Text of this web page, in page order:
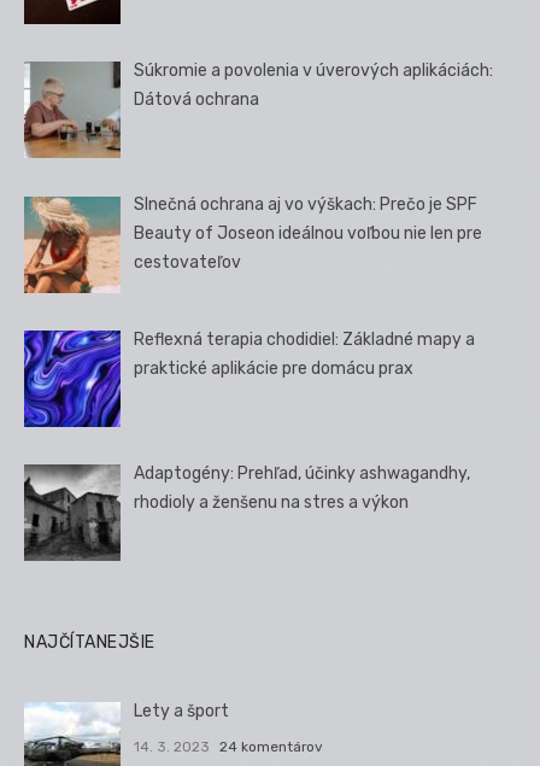
Súkromie a povolenia v úverových aplikáciách:
Dátová ochrana
Slnečná ochrana aj vo výškach: Prečo je SPF
Beauty of Joseon ideálnou voľbou nie len pre
cestovateľov
Reflexná terapia chodidiel: Základné mapy a
praktické aplikácie pre domácu prax
Adaptogény: Prehľad, účinky ashwagandhy,
rhodioly a ženšenu na stres a výkon
NAJČÍTANEJŠIE
Lety a šport
14. 3. 2023 24 komentárov